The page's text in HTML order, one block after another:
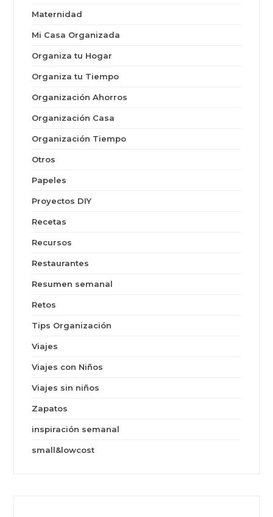
Maternidad
Mi Casa Organizada
Organiza tu Hogar
Organiza tu Tiempo
Organización Ahorros
Organización Casa
Organización Tiempo
Otros
Papeles
Proyectos DIY
Recetas
Recursos
Restaurantes
Resumen semanal
Retos
Tips Organización
Viajes
Viajes con Niños
Viajes sin niños
Zapatos
inspiración semanal
small&lowcost